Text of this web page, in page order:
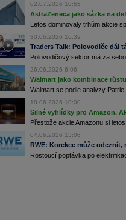
02.07.2026 10:55
AstraZeneca jako sázka na
Letos dominovaly trhům akcie
30.06.2026 16:39
Traders Talk: Polovodiče dál
Polovodičový sektor má za
26.06.2026 6:06
Walmart jako kombinace
Walmart se podle analýzy
18.06.2026 10:00
Silné vyhlídky pro Amazon.
Přestože akcie Amazonu si
04.06.2026 13:06
RWE: Korekce může
Rostoucí poptávka po